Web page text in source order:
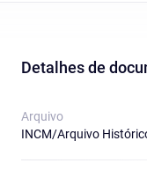
Detalhes de
Arquivo
INCM/Arquivo